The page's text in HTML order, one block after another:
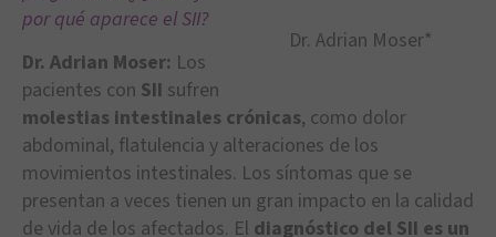
Dr. Adrian Moser*
por qué aparece el SII?
Dr. Adrian Moser: Los
pacientes con SII sufren
molestias intestinales crónicas, como dolor
abdominal, flatulencia y alteraciones de los
movimientos intestinales. Los síntomas que se
presentan a veces tienen un gran impacto en la calidad
de vida de los afectados. El diagnóstico del SII es un